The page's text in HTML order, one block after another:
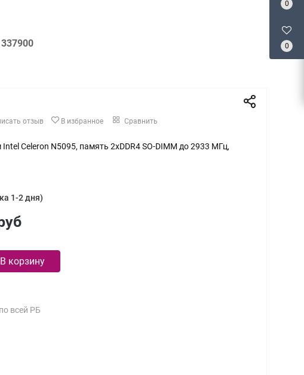
0
0
337900
отзыв В избранное Сравнить
Celeron N5095, память 2xDDR4 SO-DIMM до 2933 МГц,
1-2 дня)
В корзину
всей РБ